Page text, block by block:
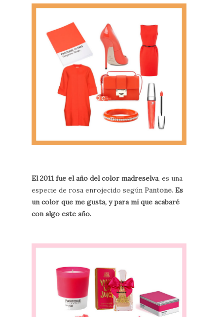
El 2011 fue el año del color madreselva, es una
especie de rosa enrojecido según Pantone. Es
un color que me gusta, y para mi que acabaré
con algo este año.